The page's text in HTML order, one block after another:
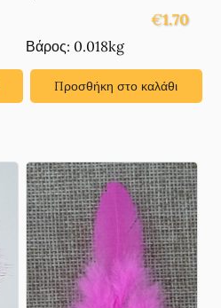
€1.70
Βάρος: 0.018kg
Προσθήκη στο καλάθι